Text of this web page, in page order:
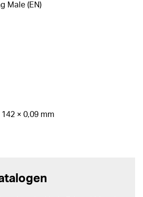
Male (EN)
× 0,09 mm